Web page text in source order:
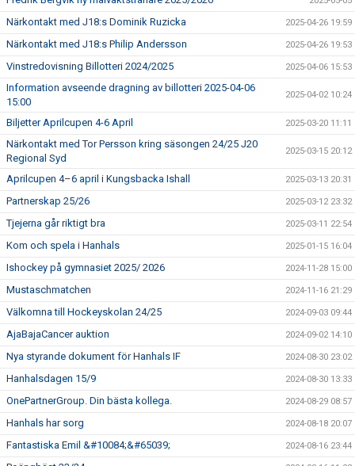
Närkontakt med J18:s Dominik Ruzicka 2025-04-26 19:59
Närkontakt med J18:s Philip Andersson 2025-04-26 19:53
Vinstredovisning Billotteri 2024/2025 2025-04-06 15:53
Information avseende dragning av billotteri 2025-04-06
15:00
2025-04-02 10:24
Biljetter Aprilcupen 4-6 April 2025-03-20 11:11
Närkontakt med Tor Persson kring säsongen 24/25 J20
Regional Syd
2025-03-15 20:12
Aprilcupen 4–6 april i Kungsbacka Ishall 2025-03-13 20:31
Partnerskap 25/26 2025-03-12 23:32
Tjejerna går riktigt bra 2025-03-11 22:54
Kom och spela i Hanhals 2025-01-15 16:04
Ishockey på gymnasiet 2025/ 2026 2024-11-28 15:00
Mustaschmatchen 2024-11-16 21:29
Välkomna till Hockeyskolan 24/25 2024-09-03 09:44
AjaBajaCancer auktion 2024-09-02 14:10
Nya styrande dokument för Hanhals IF 2024-08-30 23:02
Hanhalsdagen 15/9 2024-08-30 13:33
OnePartnerGroup. Din bästa kollega. 2024-08-29 08:57
Hanhals har sorg 2024-08-18 20:07
Fantastiska Emil &#10084;&#65039; 2024-08-16 23:44